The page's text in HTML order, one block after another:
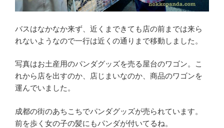
バスはなかなか来ず、近くまできても店の前までは来ら
れないようなので一行は近くの通りまで移動しました。
写真はお土産用のパンダグッズを売る屋台のワゴン。こ
れから店を出すのか、店じまいなのか、商品のワゴンを
運んでいました。
成都の街のあちこちでパンダグッズが売られています。
前を歩く女の子の髪にもパンダが付いてるね。